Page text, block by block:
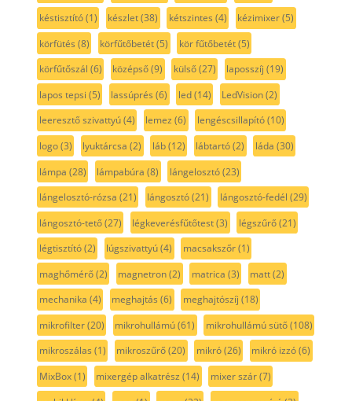
késtisztító(1) készlet(38) kétszintes (4) kézimixer(5)
körfütés (8) körfűtőbetét(5) kör fűtőbetét(5)
körfűtőszál (6) középső(9) külső(27) laposszíj (19)
lapos tepsi (5) lassúprés (6) led(14) LedVision(2)
leeresztő szivattyú(4) lemez (6) lengéscsillapító(10)
logo(3) lyuktárcsa (2) láb(12) lábtartó(2) láda (30)
lámpa (28) lámpabúra (8) lángelosztó(23)
lángelosztó-rózsa (21) lángosztó(21) lángosztó-fedél (29)
lángosztó-tető(27) légkeverésfűtőtest(3) légszűrő(21)
légtisztító(2) lúgszivattyú(4) macsakszőr(1)
maghőmérő(2) magnetron(2) matrica (3) matt(2)
mechanika (4) meghajtás (6) meghajtószíj (18)
mikrofilter(20) mikrohullámú(61) mikrohullámú sütő(108)
mikroszálas (1) mikroszűrő(20) mikró(26) mikró izzó(6)
MixBox(1) mixergép alkatrész (14) mixer szár(7)